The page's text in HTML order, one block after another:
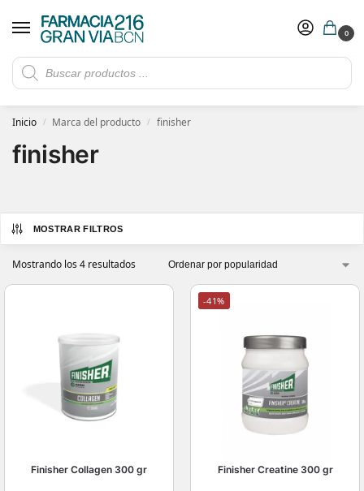
0
Rebajas de verano hasta -30%
​ 5€ de descuento con el cupón 5GRANVIA (compras superiores a 150€)
Inicio / Marca del producto / finisher
finisher
MOSTRAR FILTROS
Mostrando los 4 resultados
Finisher Collagen 300 gr
-41%
Finisher Creatine 300 gr